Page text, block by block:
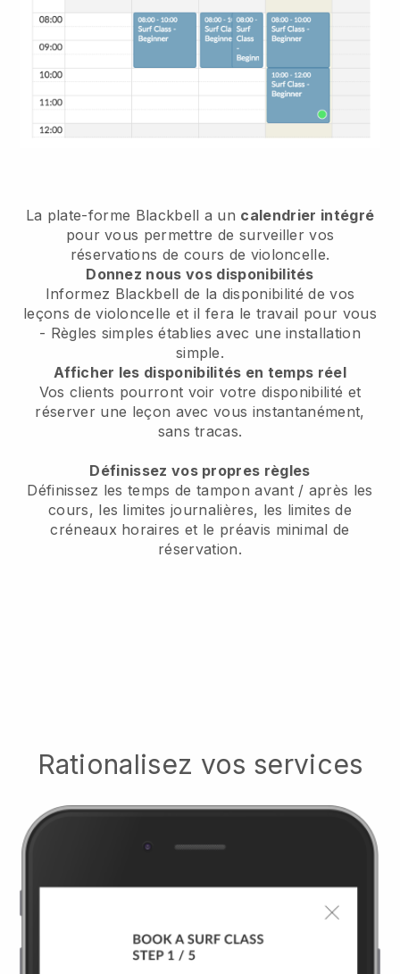
La plate-forme Blackbell a un calendrier intégré
pour vous permettre de surveiller vos
réservations de cours de violoncelle.
Donnez nous vos disponibilités
Informez Blackbell de la disponibilité de vos
leçons de violoncelle et il fera le travail pour vous
- Règles simples établies avec une installation
simple.
Afficher les disponibilités en temps réel
Vos clients pourront voir votre disponibilité et
réserver une leçon avec vous instantanément,
sans tracas.
Définissez vos propres règles
Définissez les temps de tampon avant / après les
cours, les limites journalières, les limites de
créneaux horaires et le préavis minimal de
réservation.
Rationalisez vos services